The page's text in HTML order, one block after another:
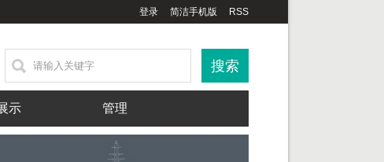
登录 简洁手机版 RSS
示 管理